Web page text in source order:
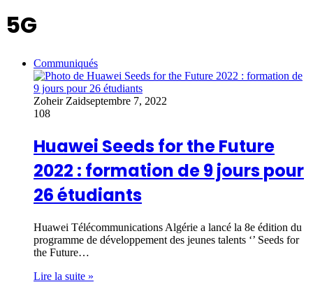
5G
Communiqués
Zoheir Zaidseptembre 7, 2022
108
Huawei Seeds for the Future
2022 : formation de 9 jours pour
26 étudiants
Huawei Télécommunications Algérie a lancé la 8e édition du
programme de développement des jeunes talents ‘’ Seeds for
the Future…
Lire la suite »